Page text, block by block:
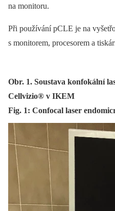
na monitoru.
Při používání pCLE je na
s monitorem, procesorem a
Obr. 1. Soustava konfokální
Cellvizio® v IKEM
Fig. 1: Confocal laser